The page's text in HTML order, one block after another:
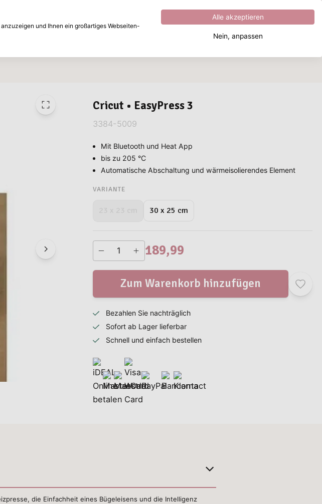
Hervorragend 4.8von5
Cricut • EasyPress 3
3384-5009
Mit Bluetooth und Heat App
bis zu 205 °C
Automatische Abschaltung und wärmeisolierendes Element
VARIANTE
30 x 25 cm
189,99
Zum Warenkorb hinzufügen
Bezahlen Sie nachträglich
Sofort ab Lager lieferbar
Schnell und einfach bestellen
die Einfachheit eines Bügeleisens und die Intelligenz
und Ihnen ein großartiges Webseiten-
Alle akzeptieren
Nein, anpassen